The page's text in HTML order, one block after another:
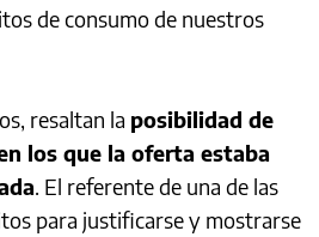
de consumo de nuestros
resaltan la posibilidad de
los que la oferta estaba
. El referente de una de las
para justificarse y mostrarse